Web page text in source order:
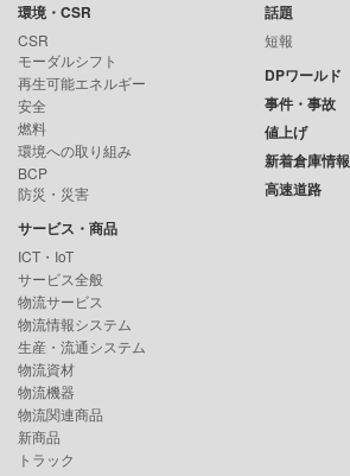
環境・CSR
CSR
モーダルシフト
再生可能エネルギー
安全
燃料
環境への取り組み
BCP
防災・災害
サービス・商品
ICT・IoT
サービス全般
物流サービス
物流情報システム
生産・流通システム
物流資材
物流機器
物流関連商品
新商品
トラック
話題
短報
DPワールド
事件・事故
値上げ
新着倉庫情報
高速道路